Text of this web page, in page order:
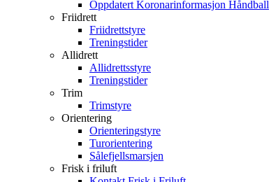
Oppdatert Koronarinformasjon Håndball
Friidrett
Friidrettstyre
Treningstider
Allidrett
Allidrettsstyre
Treningstider
Trim
Trimstyre
Orientering
Orienteringstyre
Turorientering
Sålefjellsmarsjen
Frisk i friluft